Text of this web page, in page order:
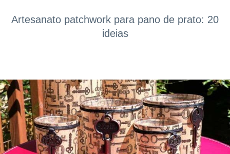
Artesanato patchwork para pano de prato: 20
ideias